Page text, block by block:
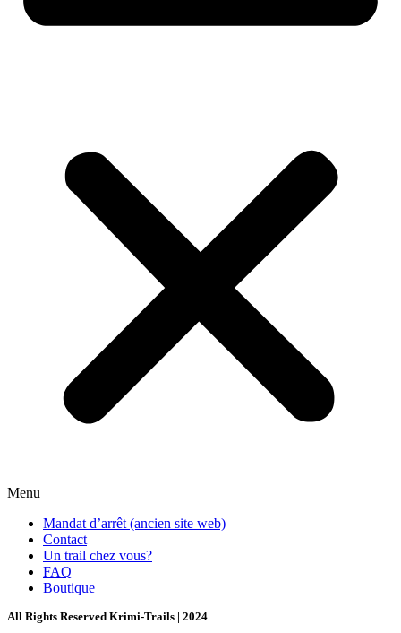
Menu
Mandat d’arrêt (ancien site web)
Contact
Un trail chez vous?
FAQ
Boutique
All Rights Reserved Krimi-Trails | 2024